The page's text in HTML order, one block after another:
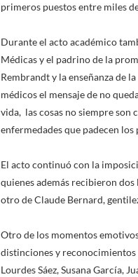
primeros puestos entre miles
Durante el acto académico
Médicas y el padrino de la
Rembrandt y la enseñanza de
médicos el mensaje de no
vida, las cosas no siempre son
enfermedades que padecen
El acto continuó con la
quienes además recibieron
otro de Claude Bernard,
Otro de los momentos
distinciones y reconocimientos
Lourdes Sáez, Susana García,